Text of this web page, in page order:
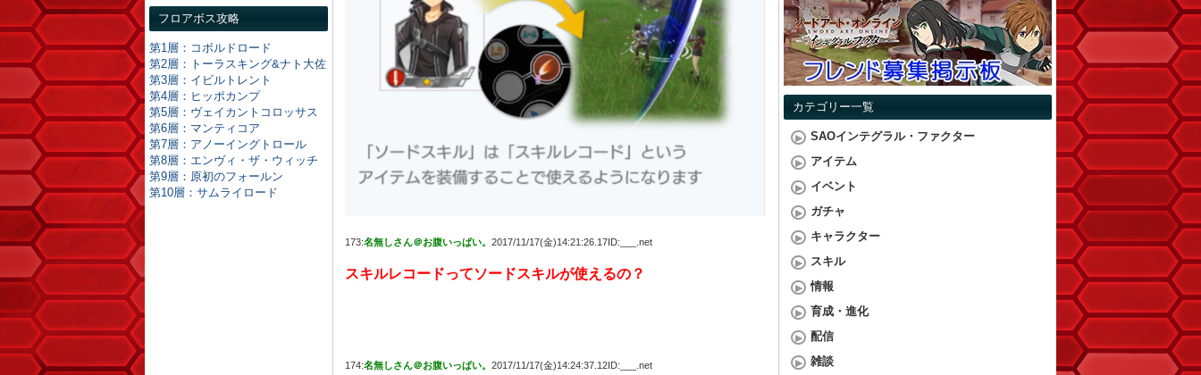
フロアボス攻略
第1層：コボルドロード
第2層：トーラスキング&ナト大佐
第3層：イビルトレント
第4層：ヒッポカンプ
第5層：ヴェイカントコロッサス
第6層：マンティコア
第7層：アノーイングトロール
第8層：エンヴィ・ザ・ウィッチ
第9層：原初のフォールン
第10層：サムライロード
173:名無しさん＠お腹いっぱい。 2017/11/17(金)14:21:26.17ID:___.net
スキルレコードってソードスキルが使えるの？
174:名無しさん＠お腹いっぱい。 2017/11/17(金)14:24:37.12ID:___.net
カテゴリー一覧
SAOインテグラル・ファクター
アイテム
イベント
ガチャ
キャラクター
スキル
情報
育成・進化
配信
雑談